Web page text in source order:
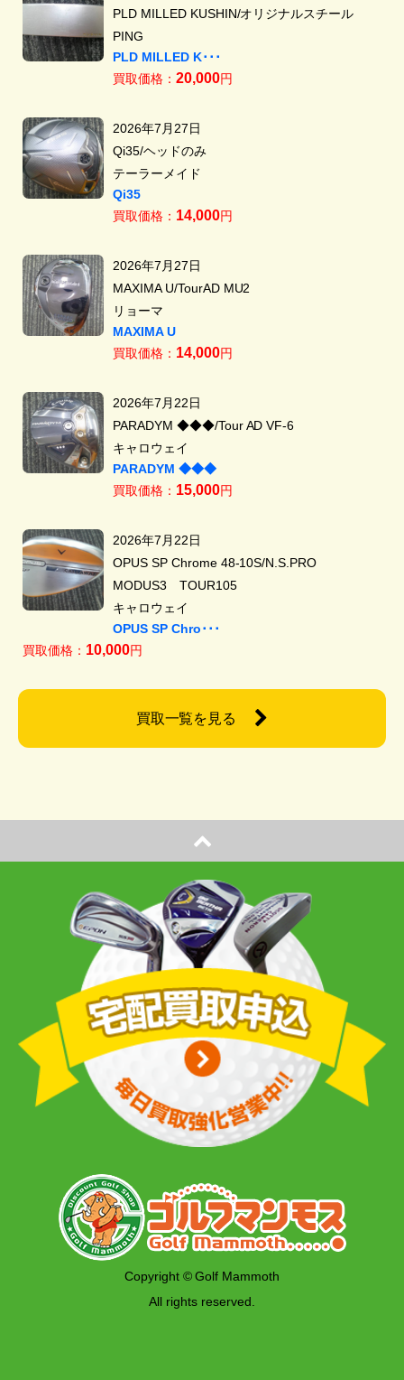
PLD MILLED KUSHIN/オリジナルスチール
PING
PLD MILLED K･･･
買取価格： 20,000円
2026年7月27日
Qi35/ヘッドのみ
テーラーメイド
Qi35
買取価格： 14,000円
2026年7月27日
MAXIMA U/TourAD MU2
リョーマ
MAXIMA U
買取価格： 14,000円
2026年7月22日
PARADYM ◆◆◆/Tour AD VF-6
キャロウェイ
PARADYM ◆◆◆
買取価格： 15,000円
2026年7月22日
OPUS SP Chrome 48-10S/N.S.PRO
MODUS3 TOUR105
キャロウェイ
OPUS SP Chro･･･
買取価格： 10,000円
買取一覧を見る
Copyright © Golf Mammoth
All rights reserved.